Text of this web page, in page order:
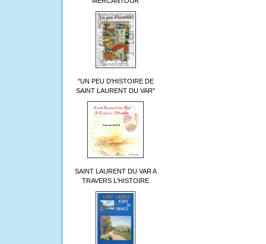
"UN PEU D'HISTOIRE DE
SAINT LAURENT DU VAR"
SAINT LAURENT DU VAR A
TRAVERS L'HISTOIRE